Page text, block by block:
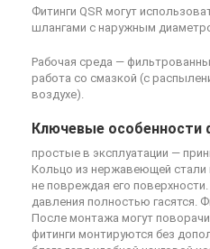
Фитинги QSR могут
шлангами с наружным
Рабочая среда —
работа со смазкой (с
воздухе).
Ключевые особенности
простые в эксплуатации —
Кольцо из нержавеющей
не повреждая его
давления полностью гасятся.
После монтажа могут
фитинги монтируются без